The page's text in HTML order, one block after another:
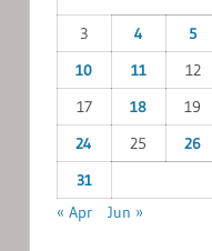
3
4 5
10
11 12
17
18 19
24
25 26
31
« Apr
Jun »